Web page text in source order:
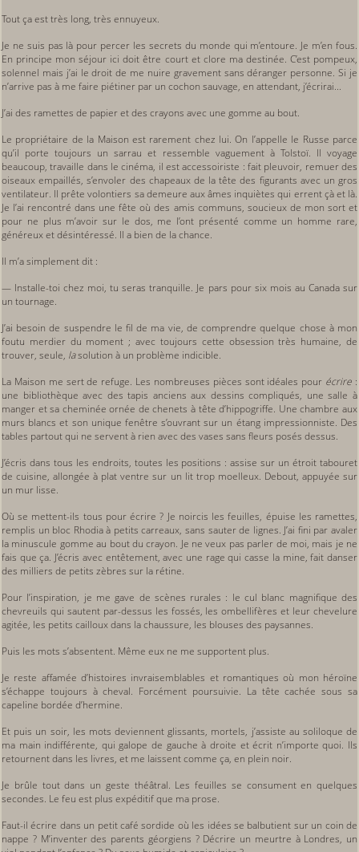
Tout ça est très long, très ennuyeux.
Je ne suis pas là pour percer les secrets du monde qui m’entoure. Je m’en fous.
En principe mon séjour ici doit être court et clore ma destinée. C’est pompeux,
solennel mais j’ai le droit de me nuire gravement sans déranger personne. Si je
n’arrive pas à me faire piétiner par un cochon sauvage, en attendant, j’écrirai...
J’ai des ramettes de papier et des crayons avec une gomme au bout.
Le propriétaire de la Maison est rarement chez lui. On l’appelle le Russe parce
qu’il porte toujours un sarrau et ressemble vaguement à Tolstoï. Il voyage
beaucoup, travaille dans le cinéma, il est accessoiriste : fait pleuvoir, remuer des
oiseaux empaillés, s’envoler des chapeaux de la tête des figurants avec un gros
ventilateur. Il prête volontiers sa demeure aux âmes inquiètes qui errent çà et là.
Je l’ai rencontré dans une fête où des amis communs, soucieux de mon sort et
pour ne plus m’avoir sur le dos, me l’ont présenté comme un homme rare,
généreux et désintéressé. Il a bien de la chance.
Il m’a simplement dit :
— Installe-toi chez moi, tu seras tranquille. Je pars pour six mois au Canada sur
un tournage.
J’ai besoin de suspendre le fil de ma vie, de comprendre quelque chose à mon
foutu merdier du moment ; avec toujours cette obsession très humaine, de
trouver, seule, lasolution à un problème indicible.
La Maison me sert de refuge. Les nombreuses pièces sont idéales pour écrire :
une bibliothèque avec des tapis anciens aux dessins compliqués, une salle à
manger et sa cheminée ornée de chenets à tête d’hippogriffe. Une chambre aux
murs blancs et son unique fenêtre s’ouvrant sur un étang impressionniste. Des
tables partout qui ne servent à rien avec des vases sans fleurs posés dessus.
J’écris dans tous les endroits, toutes les positions : assise sur un étroit tabouret
de cuisine, allongée à plat ventre sur un lit trop moelleux. Debout, appuyée sur
un mur lisse.
Où se mettent-ils tous pour écrire ? Je noircis les feuilles, épuise les ramettes,
remplis un bloc Rhodia à petits carreaux, sans sauter de lignes. J’ai fini par avaler
la minuscule gomme au bout du crayon. Je ne veux pas parler de moi, mais je ne
fais que ça. J’écris avec entêtement, avec une rage qui casse la mine, fait danser
des milliers de petits zèbres sur la rétine.
Pour l’inspiration, je me gave de scènes rurales : le cul blanc magnifique des
chevreuils qui sautent par-dessus les fossés, les ombellifères et leur chevelure
agitée, les petits cailloux dans la chaussure, les blouses des paysannes.
Puis les mots s’absentent. Même eux ne me supportent plus.
Je reste affamée d’histoires invraisemblables et romantiques où mon héroïne
s’échappe toujours à cheval. Forcément poursuivie. La tête cachée sous sa
capeline bordée d’hermine.
Et puis un soir, les mots deviennent glissants, mortels, j’assiste au soliloque de
ma main indifférente, qui galope de gauche à droite et écrit n’importe quoi. Ils
retournent dans les livres, et me laissent comme ça, en plein noir.
Je brûle tout dans un geste théâtral. Les feuilles se consument en quelques
secondes. Le feu est plus expéditif que ma prose.
Faut-il écrire dans un petit café sordide où les idées se balbutient sur un coin de
nappe ? M’inventer des parents géorgiens ? Décrire un meurtre à Londres, un